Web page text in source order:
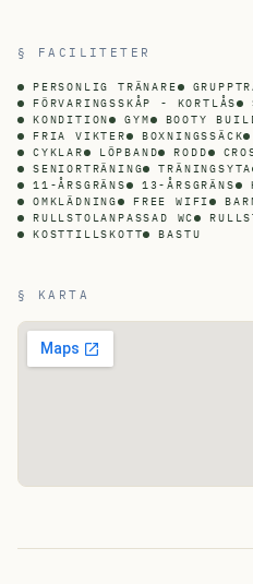
§ FACILITETER
PERSONLIG TRÄNARE
FÖRVARINGSSKÅP - KORTLÅS
KONDITION
GYM BOOTY
FRIA VIKTER
BOXNINGSSÄCK
CYKLAR
LÖPBAND RODD
SENIORTRÄNING
TRÄNINGSYTA
11-ÅRSGRÄNS
13-ÅRSGRÄNS
OMKLÄDNING
FREE WIFI
RULLSTOLANPASSAD WC
KOSTTILLSKOTT
BASTU
§ KARTA